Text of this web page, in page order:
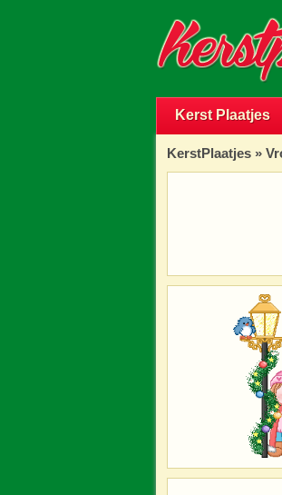
Kerst Plaatjes
KerstPlaatjes »